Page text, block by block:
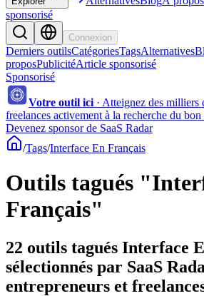
sponsorisé
Connexion
Derniers outilsCatégoriesTagsAlternatives
proposPublicitéArticle sponsorisé
Sponsorisé
Votre outil ici · Atteignez des milliers
freelances activement à la recherche du
Devenez sponsor de SaaS Radar
/Tags/Interface En Français
Outils tagués
Français"
22 outils tagués Interface
sélectionnés par SaaS
entrepreneurs et